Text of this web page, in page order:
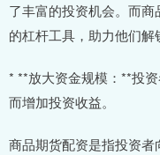
了丰富的投资机会。而
的杠杆工具，助力他们解
* **放大资金规模：**投
而增加投资收益。
商品期货配资是指投资